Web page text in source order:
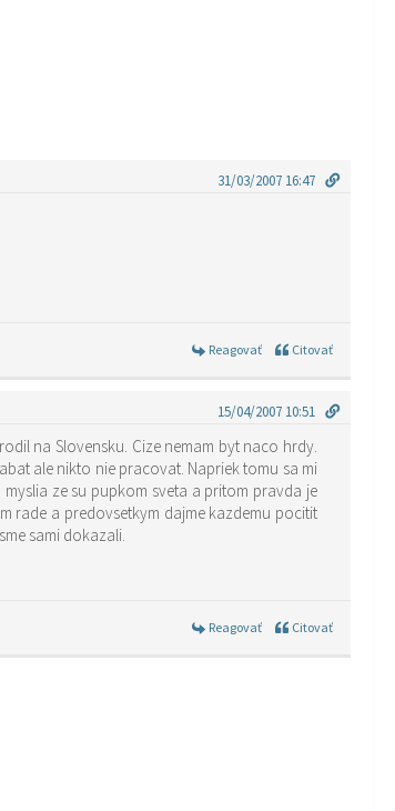
31/03/2007 16:47
Reagovať Citovať
15/04/2007 10:51
na Slovensku. Cize nemam byt naco hrdy.
ale nikto nie pracovat. Napriek tomu sa mi
ze su pupkom sveta a pritom pravda je
rade a predovsetkym dajme kazdemu pocitit
sami dokazali.
Reagovať Citovať